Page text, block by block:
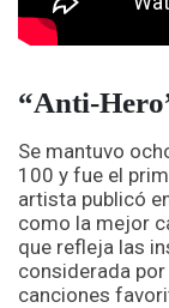
“Anti-
Se mantuvo
100 y fue el
artista publicó
como la mejor
que refleja las
considerada
canciones